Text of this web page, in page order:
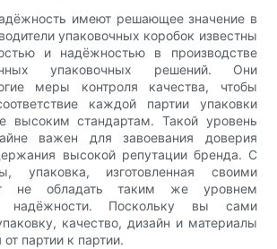
имеют решающее значение в
упаковочных коробок известны
и надёжностью в производстве
упаковочных решений. Они
меры контроля качества, чтобы
каждой партии упаковки
стандартам. Такой уровень
важен для завоевания доверия
высокой репутации бренда. С
упаковка, изготовленная своими
не обладать таким же уровнем
надёжности. Поскольку вы сами
качество, дизайн и материалы
от партии к партии.